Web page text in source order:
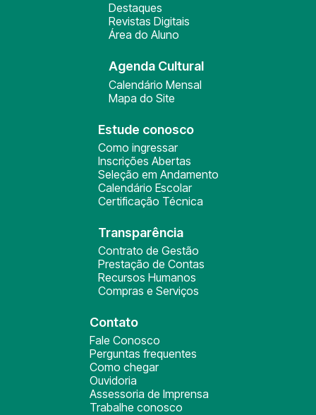
Destaques
Revistas Digitais
Área do Aluno
Agenda Cultural
Calendário Mensal
Mapa do Site
Estude conosco
Como ingressar
Inscrições Abertas
Seleção em Andamento
Calendário Escolar
Certificação Técnica
Transparência
Contrato de Gestão
Prestação de Contas
Recursos Humanos
Compras e Serviços
Contato
Fale Conosco
Perguntas frequentes
Como chegar
Ouvidoria
Assessoria de Imprensa
Trabalhe conosco